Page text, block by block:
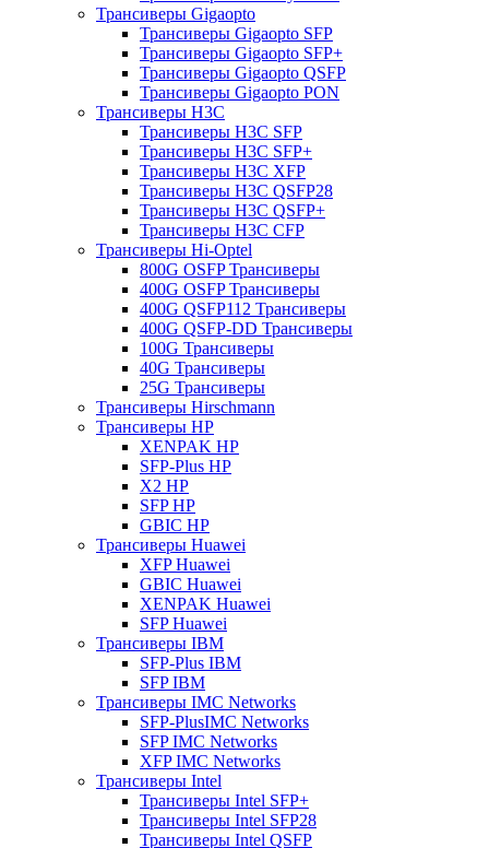
Трансиверы Gigaopto
Трансиверы Gigaopto SFP
Трансиверы Gigaopto SFP+
Трансиверы Gigaopto QSFP
Трансиверы Gigaopto PON
Трансиверы H3C
Трансиверы H3C SFP
Трансиверы H3C SFP+
Трансиверы H3C XFP
Трансиверы H3C QSFP28
Трансиверы H3C QSFP+
Трансиверы H3C CFP
Трансиверы Hi-Optel
800G OSFP Трансиверы
400G OSFP Трансиверы
400G QSFP112 Трансиверы
400G QSFP-DD Трансиверы
100G Трансиверы
40G Трансиверы
25G Трансиверы
Трансиверы Hirschmann
Трансиверы HP
XENPAK HP
SFP-Plus HP
X2 HP
SFP HP
GBIC HP
Трансиверы Huawei
XFP Huawei
GBIC Huawei
XENPAK Huawei
SFP Huawei
Трансиверы IBM
SFP-Plus IBM
SFP IBM
Трансиверы IMC Networks
SFP-PlusIMC Networks
SFP IMC Networks
XFP IMC Networks
Трансиверы Intel
Трансиверы Intel SFP+
Трансиверы Intel SFP28
Трансиверы Intel QSFP